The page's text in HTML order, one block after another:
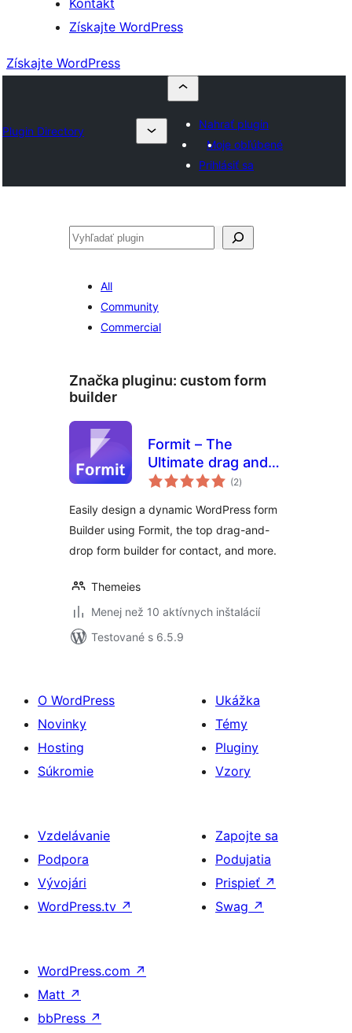
Kontakt
Získajte WordPress
Získajte WordPress
Plugin Directory
Nahrať plugin
Moje obľúbené
Prihlásiť sa
Hľadať
All
Community
Commercial
Značka pluginu: custom form
builder
Formit – The
Ultimate drag and
drop WordPress
(2celkové
hodnotenie
)
Easily design a dynamic WordPress form
Builder using Formit, the top drag-and-
drop form builder for contact, and more.
Themeies
Menej než 10 aktívnych inštalácií
Testované s 6.5.9
O WordPress
Novinky
Hosting
Súkromie
Ukážka
Témy
Pluginy
Vzory
Vzdelávanie
Podpora
Vývojári
WordPress.tv ↗
Zapojte sa
Podujatia
Prispieť ↗
Swag ↗
WordPress.com ↗
Matt ↗
bbPress ↗